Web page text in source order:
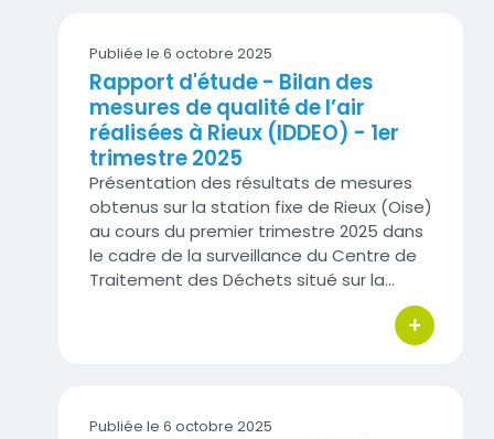
Publiée le 6 octobre 2025
Rapport d'étude - Bilan des
mesures de qualité de l’air
réalisées à Rieux (IDDEO) - 1er
trimestre 2025
Présentation des résultats de mesures
obtenus sur la station fixe de Rieux (Oise)
au cours du premier trimestre 2025 dans
le cadre de la surveillance du Centre de
Traitement des Déchets situé sur la…
+
bouton
Publiée le 6 octobre 2025